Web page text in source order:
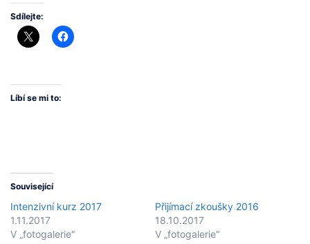
Sdílejte:
Líbí se mi to:
Související
Intenzivní kurz 2017
1.11.2017
V „fotogalerie“
Přijímací zkoušky 2016
18.10.2017
V „fotogalerie“